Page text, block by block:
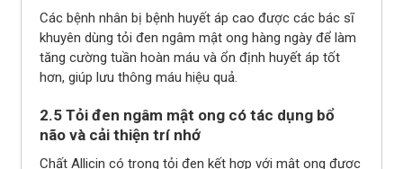
Các bệnh nhân bị bệnh huyết áp cao được các bác sĩ
khuyên dùng tỏi đen ngâm mật ong hàng ngày để làm
tăng cường tuần hoàn máu và ổn định huyết áp tốt
hơn, giúp lưu thông máu hiệu quả.
2.5 Tỏi đen ngâm mật ong có tác dụng bổ
não và cải thiện trí nhớ
Chất Allicin có trong tỏi đen kết hợp với mật ong được